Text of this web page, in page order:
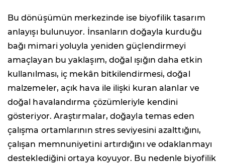
Bu dönüşümün merkezinde ise biyofilik tasarım
anlayışı bulunuyor. İnsanların doğayla kurduğu
bağı mimari yoluyla yeniden güçlendirmeyi
amaçlayan bu yaklaşım, doğal ışığın daha etkin
kullanılması, iç mekân bitkilendirmesi, doğal
malzemeler, açık hava ile ilişki kuran alanlar ve
doğal havalandırma çözümleriyle kendini
gösteriyor. Araştırmalar, doğayla temas eden
çalışma ortamlarının stres seviyesini azalttığını,
çalışan memnuniyetini artırdığını ve odaklanmayı
desteklediğini ortaya koyuyor. Bu nedenle biyofilik